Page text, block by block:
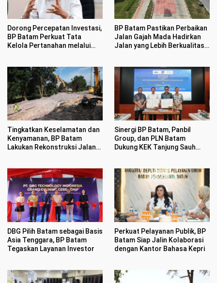
Dorong Percepatan Investasi,
BP Batam Perkuat Tata
Kelola Pertanahan melalui
BP Batam Pastikan Perbaikan
Jalan Gajah Mada Hadirkan
Jalan yang Lebih Berkualitas
Tingkatkan Keselamatan dan
Kenyamanan, BP Batam
Lakukan Rekonstruksi Jalan
Sinergi BP Batam, Panbil
Group, dan PLN Batam
Dukung KEK Tanjung Sauh
DBG Pilih Batam sebagai Basis
Asia Tenggara, BP Batam
Tegaskan Layanan Investor
Perkuat Pelayanan Publik, BP
Batam Siap Jalin Kolaborasi
dengan Kantor Bahasa Kepri